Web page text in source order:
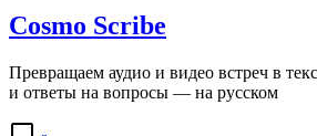
Cosmo Scribe
Превращаем аудио и видео встреч в
и ответы на вопросы — на русском